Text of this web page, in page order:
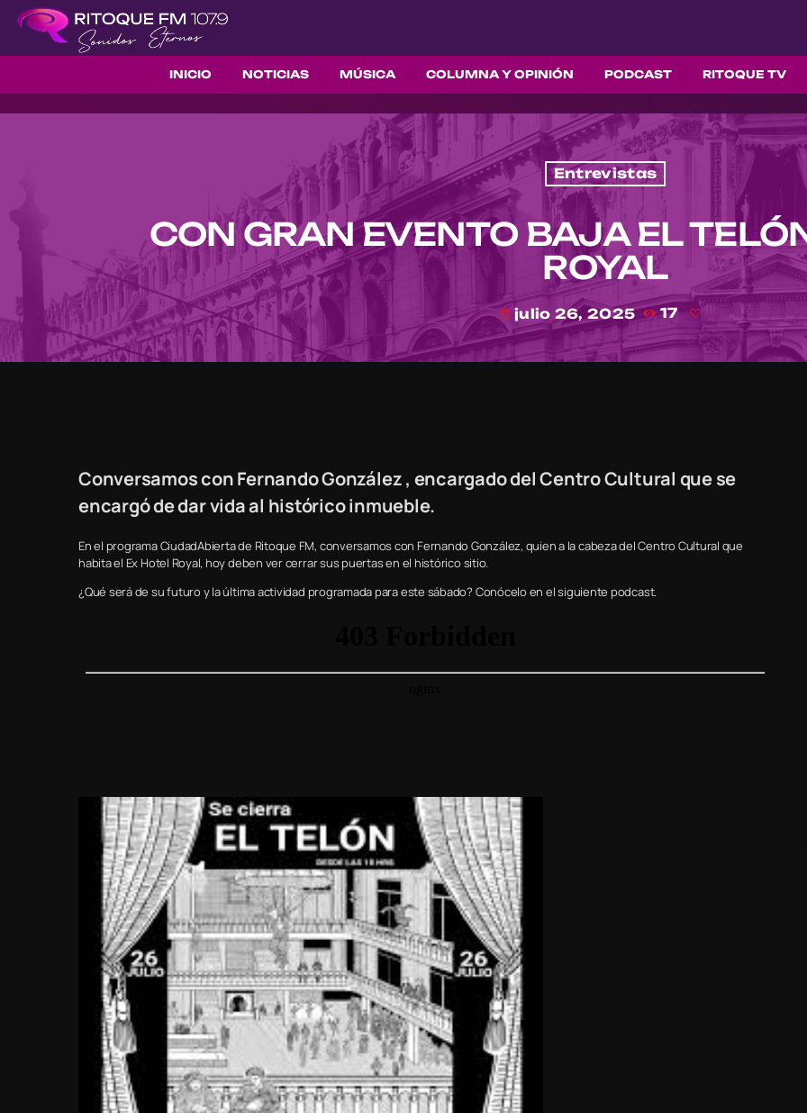
INICIO NOTICIAS MÚSICA COLUMNA Y OPINIÓN PODCAST RITOQUE TV
Entrevistas
CON GRAN EVENTO BAJA EL
ROYAL
today julio 26, 2025 17
Conversamos con Fernando González , encargado del Centro Cultural que se
encargó de dar vida al histórico inmueble.
En el programa CiudadAbierta de Ritoque FM, conversamos con Fernando González, quien a la cabeza del Centro Cultural que
habita el Ex Hotel Royal, hoy deben ver cerrar sus puertas en el histórico sitio.
¿Qué será de su futuro y la última actividad programada para este sábado? Conócelo en el siguiente podcast.